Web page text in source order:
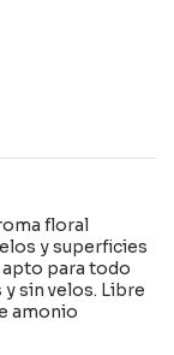
floral
y superficies
apto para todo
sin velos. Libre
amonio